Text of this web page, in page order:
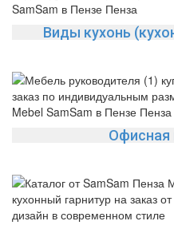
Виды кухонь
Офисная